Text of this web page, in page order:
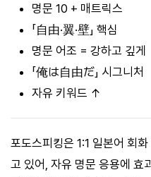
명문 10 + 매트릭스
「自由·翼·壁」 핵심
명문 어조 = 강하고 깊게
「俺は自由だ」 시그니처
자유 키워드 ↑
포도스피킹은 1:1 일본어 회
고 있어, 자유 명문 응용에 효